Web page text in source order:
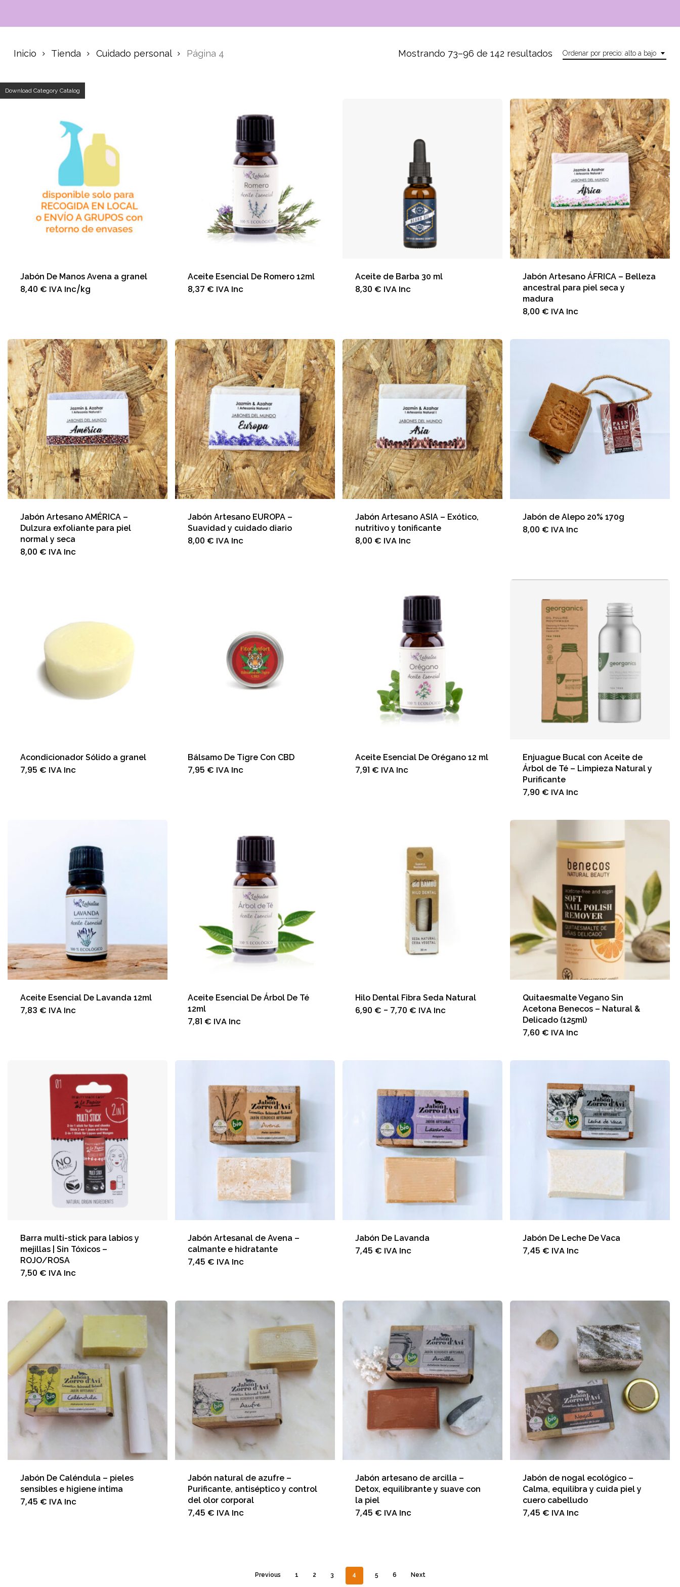
productos
Hit enter to search or ESC to close
Ordenar por precio: alto a bajo
Mostrando 73–96 de 142 resultados Ordenado
alto
a
bajo
Inicio Tienda Cuidado personal Página 4
Download Category Catalog
Jabón De Manos Avena a granel
8,40 € IVA Inc/kg
Aceite Esencial De Romero 12ml
8,37 € IVA Inc
Aceite de Barba 30 ml
8,30 € IVA Inc
Jabón Artesano ÁFRICA – Belleza
ancestral para piel seca y
madura
8,00 € IVA Inc
Jabón Artesano AMÉRICA –
Dulzura exfoliante para piel
normal y seca
8,00 € IVA Inc
Jabón Artesano EUROPA –
Suavidad y cuidado diario
8,00 € IVA Inc
Jabón Artesano ASIA – Exótico,
nutritivo y tonificante
8,00 € IVA Inc
Jabón de Alepo 20% 170g
8,00 € IVA Inc
Acondicionador Sólido a granel
7,95 € IVA Inc
Bálsamo De Tigre Con CBD
7,95 € IVA Inc
Aceite Esencial De Orégano 12 ml
7,91 € IVA Inc
Enjuague Bucal con Aceite de
Árbol de Té – Limpieza Natural y
Purificante
7,90 € IVA Inc
Aceite Esencial De Lavanda 12ml
7,83 € IVA Inc
Aceite Esencial De Árbol De Té
12ml
7,81 € IVA Inc
Hilo Dental Fibra Seda Natural
6,90 € - 7,70 €Rango
7,70 €
IVA IncEste
elegir
en
la
página
de
producto
Quitaesmalte Vegano Sin
Acetona Benecos – Natural &
Delicado (125ml)
7,60 € IVA Inc
Barra multi-stick para labios y
mejillas | Sin Tóxicos –
ROJO/ROSA
7,50 € IVA Inc
múltiples
Las
opciones
pueden
elegir
en
la
página
de
producto
Jabón Artesanal de Avena –
calmante e hidratante
7,45 € IVA Inc
Jabón De Lavanda
7,45 € IVA Inc
Jabón De Leche De Vaca
7,45 € IVA Inc
Jabón De Caléndula – pieles
sensibles e higiene íntima
7,45 € IVA Inc
Jabón natural de azufre –
Purificante, antiséptico y control
del olor corporal
7,45 € IVA Inc
Jabón artesano de arcilla –
Detox, equilibrante y suave con
la piel
7,45 € IVA Inc
Jabón de nogal ecológico –
Calma, equilibra y cuida piel y
cuero cabelludo
7,45 € IVA Inc
Previous 1 2 3 4 5 6 Next